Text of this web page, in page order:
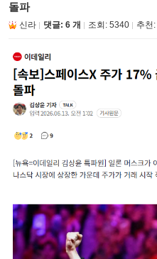
돌파
신라 댓글: 6 개 조회: 5340 추천: